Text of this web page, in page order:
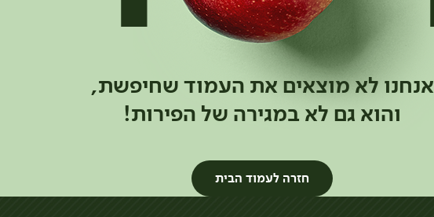
אנחנו לא מוצאים את העמוד שחיפשת,
והוא גם לא במגירה של הפירות!
חזרה לעמוד הבית